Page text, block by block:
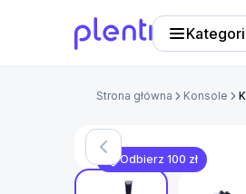
Strona główna Konsole
Odbierz 100 zł